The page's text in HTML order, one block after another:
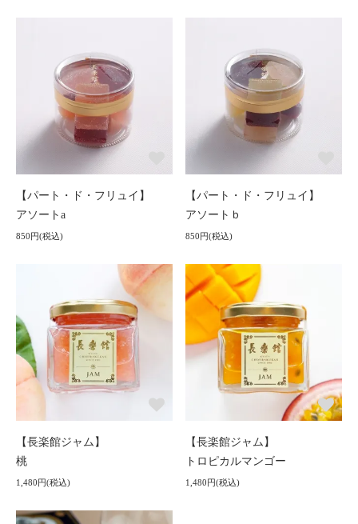
【パート・ド・フリュイ】
アソートa
850円(税込)
【パート・ド・フリュイ】
アソートｂ
850円(税込)
【長楽館ジャム】
桃
1,480円(税込)
【長楽館ジャム】
トロピカルマンゴー
1,480円(税込)